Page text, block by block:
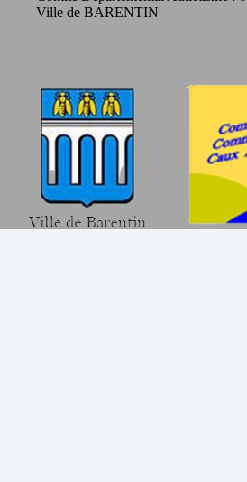
Ville de BARENTIN